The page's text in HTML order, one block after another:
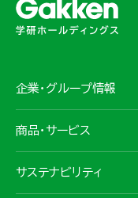
企業・グループ情報
商品・サービス
サステナビリティ